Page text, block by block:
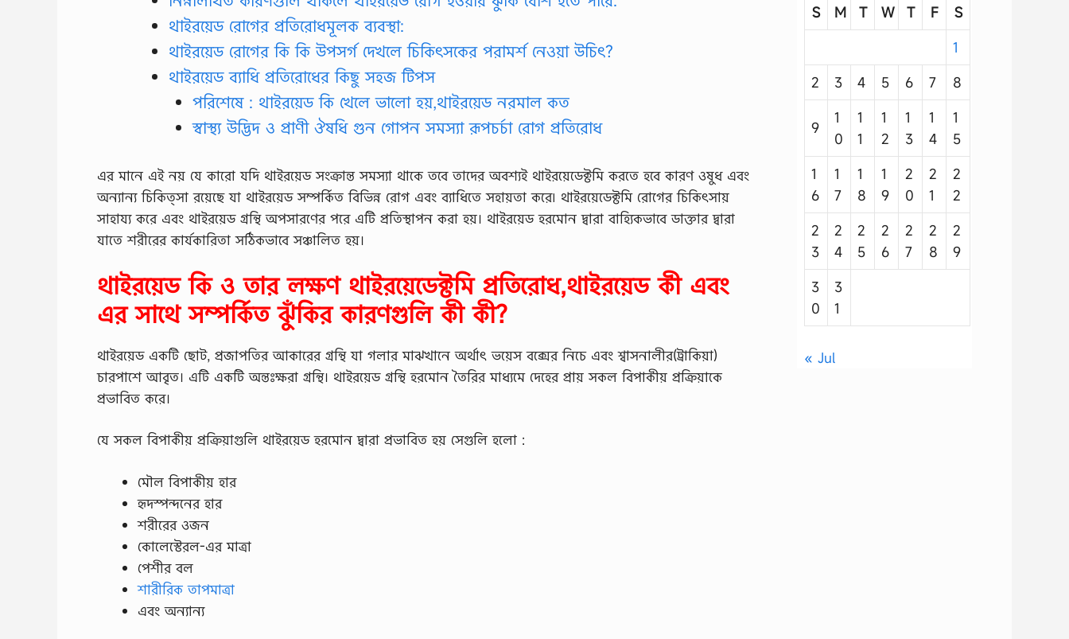
থাইরয়েড রোগের প্রতিরোধমূলক ব্যবস্থা:
থাইরয়েড রোগের কি কি উপসর্গ দেখলে চিকিৎসকের পরামর্শ নেওয়া উচিৎ?
থাইরয়েড ব্যাধি প্রতিরোধের কিছু সহজ টিপস
পরিশেষে : থাইরয়েড কি খেলে ভালো হয়,থাইরয়েড নরমাল কত
স্বাস্থ্য উদ্ভিদ ও প্রাণী ঔষধি গুন গোপন সমস্যা রূপচর্চা রোগ প্রতিরোধ
এর মানে এই নয় যে কারো যদি থাইরয়েড সংক্রান্ত সমস্যা থাকে তবে তাদের অবশ্যই থাইরয়েডেক্টমি করতে হবে কারণ ওষুধ এবং
অন্যান্য চিকিত্সা রয়েছে যা থাইরয়েড সম্পর্কিত বিভিন্ন রোগ এবং ব্যাধিতে সহায়তা করে৷ থাইরয়েডেক্টমি রোগের চিকিৎসায়
সাহায্য করে এবং থাইরয়েড গ্রন্থি অপসারণের পরে এটি প্রতিস্থাপন করা হয়। থাইরয়েড হরমোন দ্বারা বাহ্যিকভাবে ডাক্তার দ্বারা
যাতে শরীরের কার্যকারিতা সঠিকভাবে সঞ্চালিত হয়।
থাইরয়েড কি ও তার লক্ষণ থাইরয়েডেক্টমি প্রতিরোধ,থাইরয়েড কী এবং
এর সাথে সম্পর্কিত ঝুঁকির কারণগুলি কী কী?
থাইরয়েড একটি ছোট, প্রজাপতির আকারের গ্রন্থি যা গলার মাঝখানে অর্থাৎ ভয়েস বক্সের নিচে এবং শ্বাসনালীর(ট্রাকিয়া)
চারপাশে আবৃত। এটি একটি অন্তঃক্ষরা গ্রন্থি। থাইরয়েড গ্রন্থি হরমোন তৈরির মাধ্যমে‌ দেহের প্রায় সকল বিপাকীয় প্রক্রিয়াকে
প্রভাবিত করে।
যে সকল বিপাকীয় প্রক্রিয়াগুলি থাইরয়েড হরমোন দ্বারা প্রভাবিত হয় সেগুলি হলো :
মৌল বিপাকীয় হার
হৃদস্পন্দনের হার
শরীরের ওজন
কোলেস্টেরল-এর মাত্রা
পেশীর বল
শারীরিক তাপমাত্রা
এবং অন্যান্য
S
M T W T F
S
1
2
3 4 5 6 7 8
9
1
0
1
1
1
2
1
3
1
4
1
5
1
6
1
7
1
8
1
9
2
0
2
1
2
2
2
3
2
4
2
5
2
6
2
7
2
8
2
9
3
0
3
1
« Jul